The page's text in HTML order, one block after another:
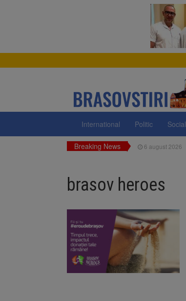
International Politic Social
Breaking News 6 august 2026
6 august 2026
Dan
6 august 2026
procesul
6 august 2026
brasov heroes